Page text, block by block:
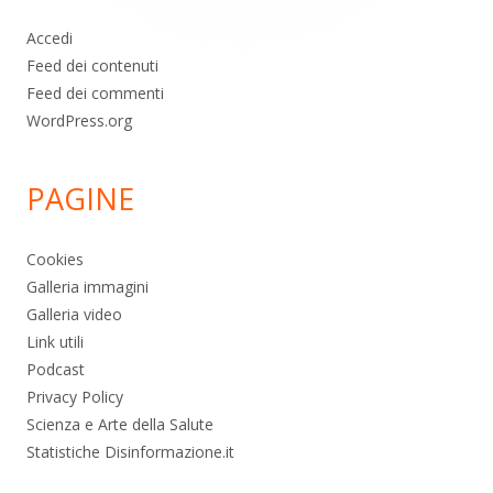
Accedi
Feed dei contenuti
Feed dei commenti
WordPress.org
PAGINE
Cookies
Galleria immagini
Galleria video
Link utili
Podcast
Privacy Policy
Scienza e Arte della Salute
Statistiche Disinformazione.it